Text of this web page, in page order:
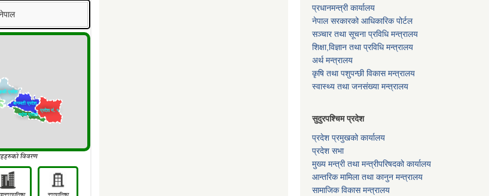
प्रधानमन्त्री कार्यालय
नेपाल सरकारको आधिकारिक पोर्टल
सञ्‍चार तथा सूचना प्रविधि मन्त्रालय
शिक्षा,विज्ञान तथा प्रविधि मन्त्रालय
अर्थ मन्त्रालय
कृषि तथा पशुपन्छी विकास मन्त्रालय
स्वास्थ्य तथा जनसंख्या मन्त्रालय
सुदुरपश्चिम प्रदेश
प्रदेश प्रमुखको कार्यालय
प्रदेश सभा
मुख्य मन्त्री तथा मन्त्रीपरिषदको कार्यालय
आन्तरिक मामिला तथा कानुन मन्त्रालय
सामाजिक विकास मन्त्रालय